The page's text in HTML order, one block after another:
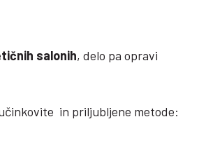
salonih, delo pa opravi
in priljubljene metode: